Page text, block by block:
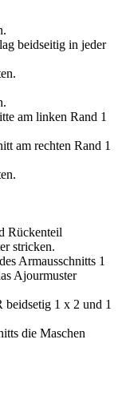
beidseitig in jeder
am linken Rand 1
am rechten Rand 1
Rückenteil
stricken.
Armausschnitts 1
Ajourmuster
beidsetig 1 x 2 und 1
die Maschen